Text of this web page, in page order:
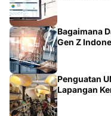
Bagaimana
Gen Z
Penguatan
Lapangan